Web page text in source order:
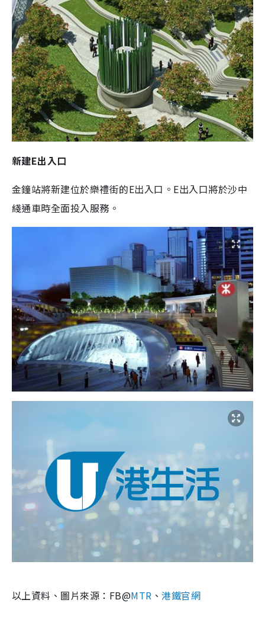
新建E出入口
金鐘站將新建位於樂禮街的E出入口。E出入口將於沙中
綫通車時全面投入服務。
以上資料、圖片來源：FB@MTR 、港鐵官網